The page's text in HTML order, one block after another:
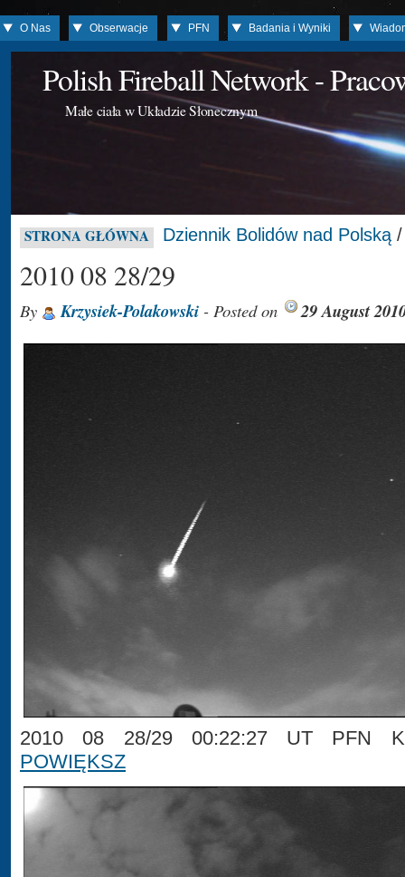
O Nas Obserwacje PFN Badania i Wyniki
Polish Fireball Network -
Małe ciała w Układzie Słonecznym
STRONA GŁÓWNA Dziennik Bolidów nad Polską
2010 08 28/29
By Krzysiek-Polakowski - Posted on 29 August
2010 08 28/29 00:22:27 UT PFN
POWIĘKSZ